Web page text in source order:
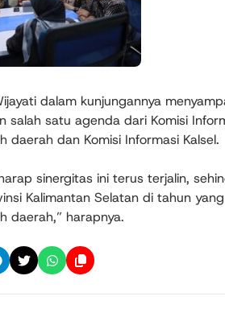
dalam kunjungannya
salah satu agenda dari Komisi
daerah dan Komisi Informasi Kalsel.
sinergitas ini terus terjalin,
Kalimantan Selatan di tahun
daerah,” harapnya.